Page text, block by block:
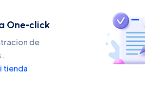
One-click
de
.
tienda